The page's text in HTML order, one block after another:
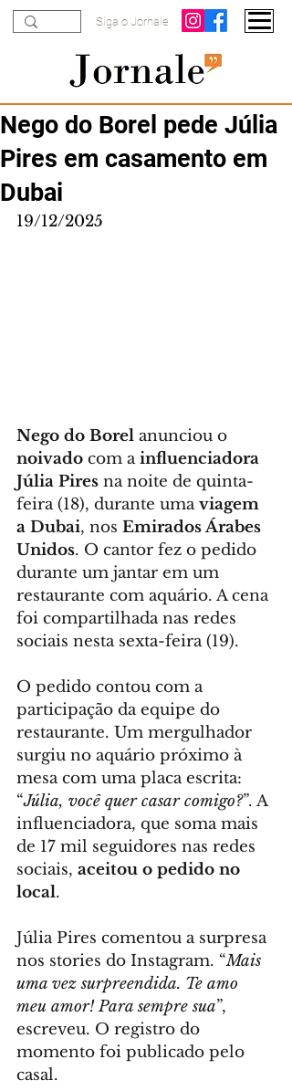
Siga o Jornale
Nego do Borel pede Júlia
Pires em casamento em
Dubai
19/12/2025
Nego do Borel anunciou o
noivado com a influenciadora
Júlia Pires na noite de quinta-
feira (18), durante uma viagem
a Dubai, nos Emirados Árabes
Unidos. O cantor fez o pedido
durante um jantar em um
restaurante com aquário. A cena
foi compartilhada nas redes
sociais nesta sexta-feira (19).
O pedido contou com a
participação da equipe do
restaurante. Um mergulhador
surgiu no aquário próximo à
mesa com uma placa escrita:
“Júlia, você quer casar comigo?”. A
influenciadora, que soma mais
de 17 mil seguidores nas redes
sociais, aceitou o pedido no
local.
Júlia Pires comentou a surpresa
nos stories do Instagram. “Mais
uma vez surpreendida. Te amo
meu amor! Para sempre sua”,
escreveu. O registro do
momento foi publicado pelo
casal.